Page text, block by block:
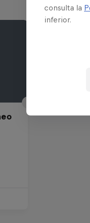
consulta la
inferior.